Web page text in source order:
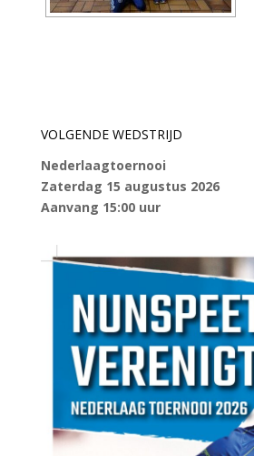
VOLGENDE WEDSTRIJD
Nederlaagtoernooi
Zaterdag 15 augustus 2026
Aanvang 15:00 uur